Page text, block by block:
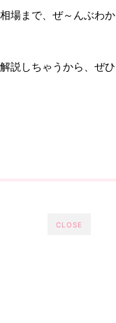
場まで、ぜ～んぶわか
説しちゃうから、ぜひ
CLOSE